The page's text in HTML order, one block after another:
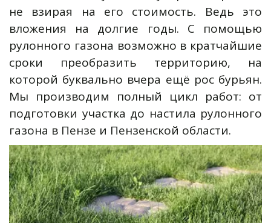
не взирая на его стоимость. Ведь это
вложения на долгие годы. С помощью
рулонного газона возможно в кратчайшие
сроки преобразить территорию, на
которой буквально вчера ещё рос бурьян.
Мы производим полный цикл работ: от
подготовки участка до настила рулонного
газона в Пензе и Пензенской области.